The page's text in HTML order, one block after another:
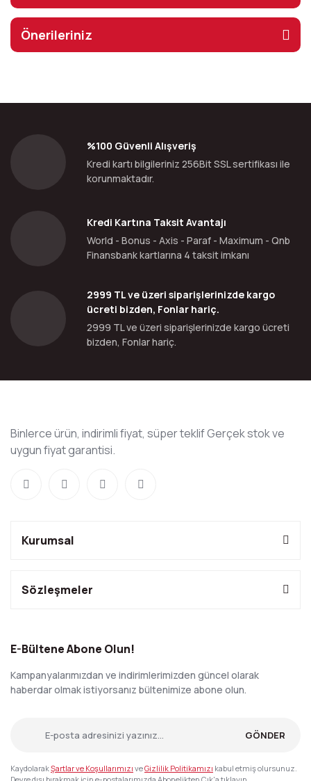
Önerileriniz
%100 Güvenli Alışveriş
Kredi kartı bilgileriniz 256Bit SSL sertifikası ile
korunmaktadır.
Kredi Kartına Taksit Avantajı
World - Bonus - Axis - Paraf - Maximum - Qnb
Finansbank kartlarına 4 taksit imkanı
2999 TL ve üzeri siparişlerinizde kargo
ücreti bizden, Fonlar hariç.
2999 TL ve üzeri siparişlerinizde kargo ücreti
bizden, Fonlar hariç.
Binlerce ürün, indirimli fiyat, süper teklif Gerçek stok ve
uygun fiyat garantisi.
Kurumsal
Sözleşmeler
E-Bültene Abone Olun!
Kampanyalarımızdan ve indirimlerimizden güncel olarak
haberdar olmak istiyorsanız bültenimize abone olun.
GÖNDER
KaydolarakŞartlar ve Koşullarımızı veGizlilik Politikamızı kabul etmiş olursunuz.